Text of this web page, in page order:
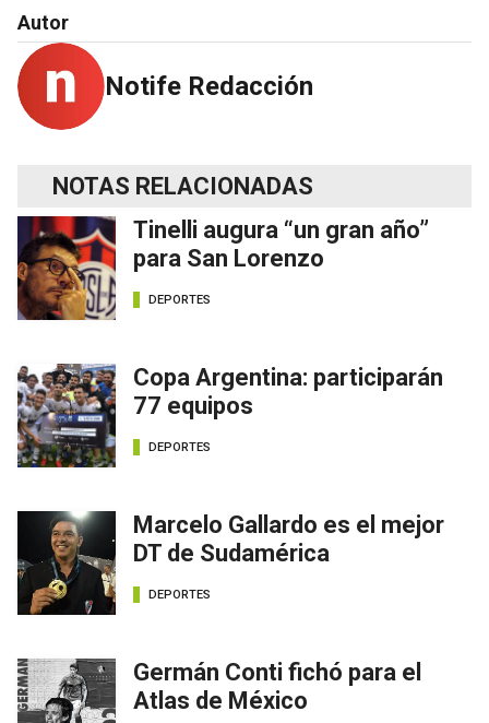
Autor
Notife Redacción
NOTAS RELACIONADAS
Tinelli augura “un gran año”
para San Lorenzo
DEPORTES
Copa Argentina: participarán
77 equipos
DEPORTES
Marcelo Gallardo es el mejor
DT de Sudamérica
DEPORTES
Germán Conti fichó para el
Atlas de México